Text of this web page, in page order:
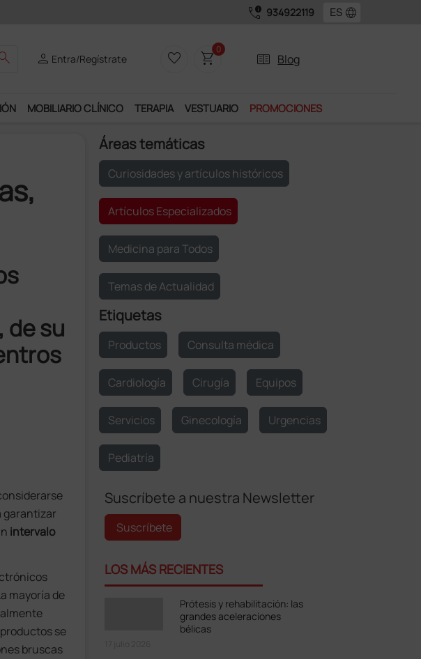
call_quality 934922119 language
person Entra/Regístrate favorite_border shopping_cart0
two_pager Blog
MOBILIARIO CLÍNICO TERAPIA VESTUARIO PROMOCIONES
de su
garantizar
intervalo
mayoría de
se
bruscas
Áreas temáticas
Curiosidades y artículos históricos
Artículos Especializados
Medicina para Todos
Temas de Actualidad
Etiquetas
Productos Consulta médica
Cardiología Cirugía Equipos
Servicios Ginecología Urgencias
Pediatría
Suscríbete a nuestra Newsletter
Suscríbete
LOS MÁS RECIENTES
Prótesis y rehabilitación: las
grandes aceleraciones
bélicas